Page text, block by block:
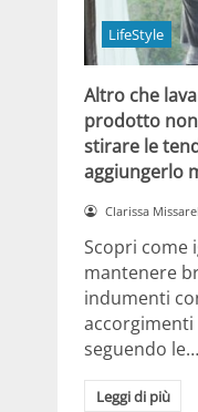
LifeStyle
Altro che
prodotto
stirare le
aggiungerlo
Clarissa
Scopri come
mantenere
indumenti
seguendo le…
Leggi di più